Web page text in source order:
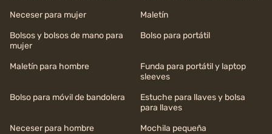
Neceser para mujer
Maletín
Bolsos y bolsos de mano para
mujer
Bolso para portátil
Maletín para hombre
Funda para portátil y laptop
sleeves
Bolso para móvil de bandolera
Estuche para llaves y bolsa
para llaves
Neceser para hombre
Mochila pequeña